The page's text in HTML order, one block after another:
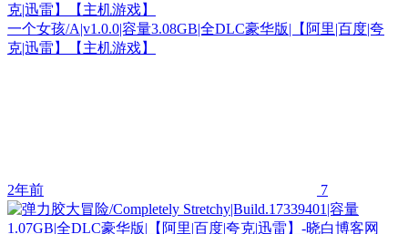
克|迅雷】【主机游戏】
一个女孩/A|v1.0.0|容量3.08GB|全DLC豪华版|【阿里|百度|夸
克|迅雷】【主机游戏】
2年前 7